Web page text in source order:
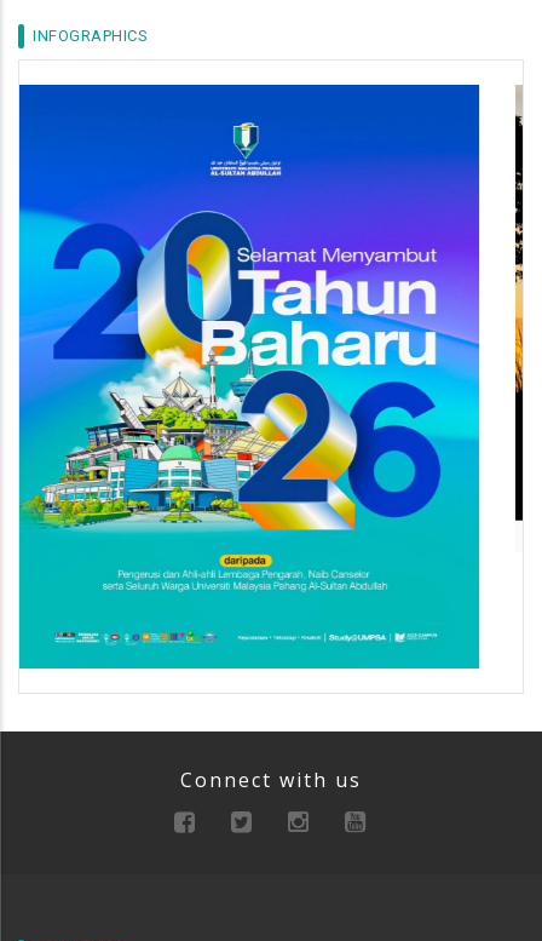
INFOGRAPHICS
Connect with us